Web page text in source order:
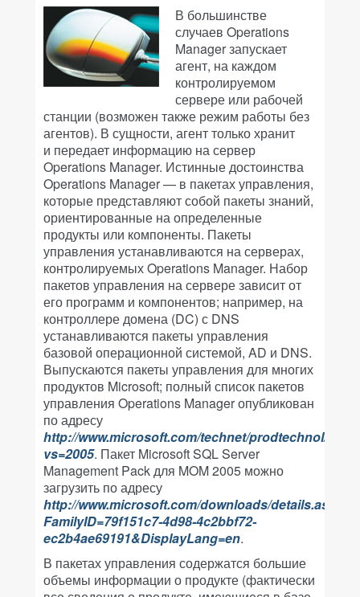
В большинстве
случаев Operations
Manager запускает
агент, на каждом
контролируемом
сервере или рабочей
станции (возможен также режим работы без
агентов). В сущности, агент только хранит
и передает информацию на сервер
Operations Manager. Истинные достоинства
Operations Manager — в пакетах управления,
которые представляют собой пакеты знаний,
ориентированные на определенные
продукты или компоненты. Пакеты
управления устанавливаются на серверах,
контролируемых Operations Manager. Набор
пакетов управления на сервере зависит от
его программ и компонентов; например, на
контроллере домена (DC) с DNS
устанавливаются пакеты управления
базовой операционной системой, AD и DNS.
Выпускаются пакеты управления для многих
продуктов Microsoft; полный список пакетов
управления Operations Manager опубликован
по адресу
http://www.microsoft.com/technet/prodtechnol/
vs=2005. Пакет Microsoft SQL Server
Management Pack для MOM 2005 можно
загрузить по адресу
http://www.microsoft.com/downloads/details.aspx?
FamilyID=79f151c7-4d98-4c2bbf72-
ec2b4ae69191&DisplayLang=en.
В пакетах управления содержатся большие
объемы информации о продукте (фактически